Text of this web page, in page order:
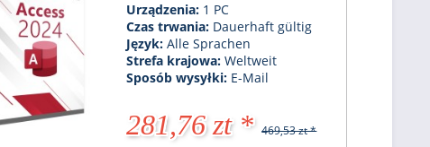
Urządzenia: 1 PC
Czas trwania: Dauerhaft gültig
Język:Alle Sprachen
Strefa krajowa:Weltweit
Sposób wysyłki: E-Mail
281,76 zt * 469,53 zt *